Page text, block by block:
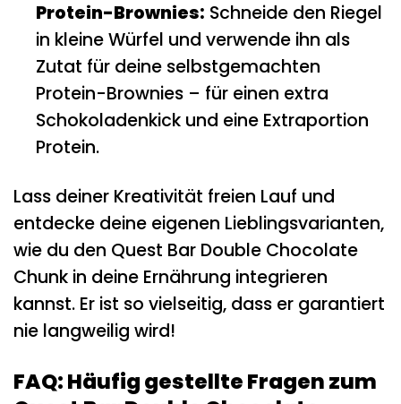
Protein-Brownies: Schneide den Riegel
in kleine Würfel und verwende ihn als
Zutat für deine selbstgemachten
Protein-Brownies – für einen extra
Schokoladenkick und eine Extraportion
Protein.
Lass deiner Kreativität freien Lauf und
entdecke deine eigenen Lieblingsvarianten,
wie du den Quest Bar Double Chocolate
Chunk in deine Ernährung integrieren
kannst. Er ist so vielseitig, dass er garantiert
nie langweilig wird!
FAQ: Häufig gestellte Fragen zum